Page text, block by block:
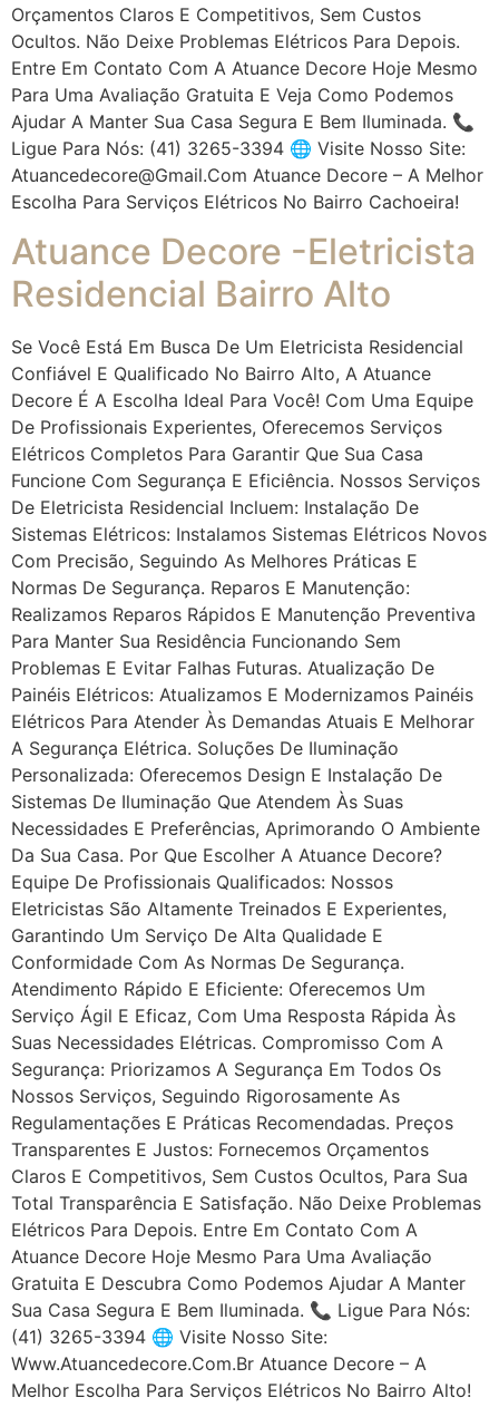
Orçamentos Claros E Competitivos, Sem Custos
Ocultos. Não Deixe Problemas Elétricos Para Depois.
Entre Em Contato Com A Atuance Decore Hoje Mesmo
Para Uma Avaliação Gratuita E Veja Como Podemos
Ajudar A Manter Sua Casa Segura E Bem Iluminada. 📞
Ligue Para Nós: (41) 3265-3394 🌐 Visite Nosso Site:
Atuancedecore@gmail.com Atuance Decore – A Melhor
Escolha Para Serviços Elétricos No Bairro Cachoeira!
Atuance Decore -Eletricista
Residencial Bairro Alto
Se Você Está Em Busca De Um Eletricista Residencial
Confiável E Qualificado No Bairro Alto, A Atuance
Decore É A Escolha Ideal Para Você! Com Uma Equipe
De Profissionais Experientes, Oferecemos Serviços
Elétricos Completos Para Garantir Que Sua Casa
Funcione Com Segurança E Eficiência. Nossos Serviços
De Eletricista Residencial Incluem: Instalação De
Sistemas Elétricos: Instalamos Sistemas Elétricos Novos
Com Precisão, Seguindo As Melhores Práticas E
Normas De Segurança. Reparos E Manutenção:
Realizamos Reparos Rápidos E Manutenção Preventiva
Para Manter Sua Residência Funcionando Sem
Problemas E Evitar Falhas Futuras. Atualização De
Painéis Elétricos: Atualizamos E Modernizamos Painéis
Elétricos Para Atender Às Demandas Atuais E Melhorar
A Segurança Elétrica. Soluções De Iluminação
Personalizada: Oferecemos Design E Instalação De
Sistemas De Iluminação Que Atendem Às Suas
Necessidades E Preferências, Aprimorando O Ambiente
Da Sua Casa. Por Que Escolher A Atuance Decore?
Equipe De Profissionais Qualificados: Nossos
Eletricistas São Altamente Treinados E Experientes,
Garantindo Um Serviço De Alta Qualidade E
Conformidade Com As Normas De Segurança.
Atendimento Rápido E Eficiente: Oferecemos Um
Serviço Ágil E Eficaz, Com Uma Resposta Rápida Às
Suas Necessidades Elétricas. Compromisso Com A
Segurança: Priorizamos A Segurança Em Todos Os
Nossos Serviços, Seguindo Rigorosamente As
Regulamentações E Práticas Recomendadas. Preços
Transparentes E Justos: Fornecemos Orçamentos
Claros E Competitivos, Sem Custos Ocultos, Para Sua
Total Transparência E Satisfação. Não Deixe Problemas
Elétricos Para Depois. Entre Em Contato Com A
Atuance Decore Hoje Mesmo Para Uma Avaliação
Gratuita E Descubra Como Podemos Ajudar A Manter
Sua Casa Segura E Bem Iluminada. 📞 Ligue Para Nós:
(41) 3265-3394 🌐 Visite Nosso Site:
Www.atuancedecore.com.br Atuance Decore – A
Melhor Escolha Para Serviços Elétricos No Bairro Alto!